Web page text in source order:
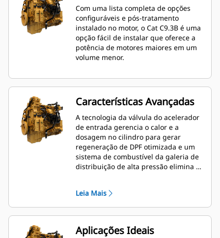
Com uma lista completa de opções
configuráveis e pós-tratamento
instalado no motor, o Cat C9.3B é uma
opção fácil de instalar que oferece a
potência de motores maiores em um
volume menor.
Características Avançadas
A tecnologia da válvula do acelerador
de entrada gerencia o calor e a
dosagem no cilindro para gerar
regeneração de DPF otimizada e um
sistema de combustível da galeria de
distribuição de alta pressão elimina a
mais leve que é 18% mais poderoso
que seu antecessor, para que os
operadores sempre realizem o
trabalho.
Leia Mais
Aplicações Ideais